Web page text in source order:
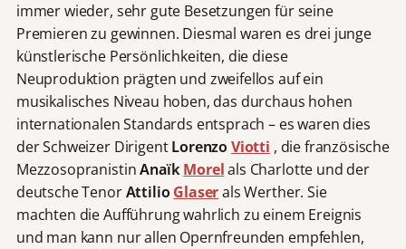
immer wieder, sehr gute Besetzungen für seine
Premieren zu gewinnen. Diesmal waren es drei junge
künstlerische Persönlichkeiten, die diese
Neuproduktion prägten und zweifellos auf ein
musikalisches Niveau hoben, das durchaus hohen
internationalen Standards entsprach – es waren dies
der Schweizer DirigentLorenzo Viotti , die französische
MezzosopranistinAnaïkMorelals Charlotte und der
deutsche TenorAttilio Glaserals Werther. Sie
machten die Aufführung wahrlich zu einem Ereignis
und man kann nur allen Opernfreunden empfehlen,